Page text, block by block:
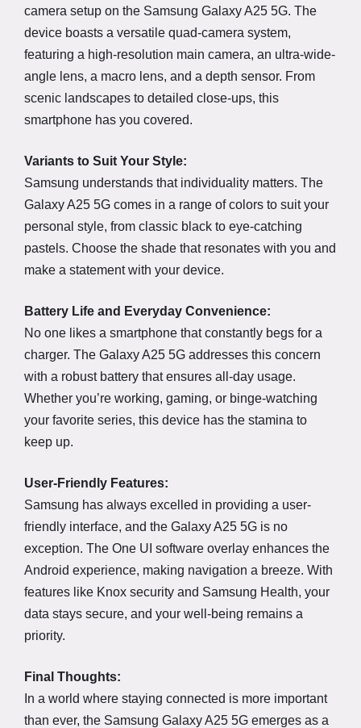
camera setup on the Samsung Galaxy A25 5G. The
device boasts a versatile quad-camera system,
featuring a high-resolution main camera, an ultra-wide-
angle lens, a macro lens, and a depth sensor. From
scenic landscapes to detailed close-ups, this
smartphone has you covered.
Variants to Suit Your Style:
Samsung understands that individuality matters. The
Galaxy A25 5G comes in a range of colors to suit your
personal style, from classic black to eye-catching
pastels. Choose the shade that resonates with you and
make a statement with your device.
Battery Life and Everyday Convenience:
No one likes a smartphone that constantly begs for a
charger. The Galaxy A25 5G addresses this concern
with a robust battery that ensures all-day usage.
Whether you’re working, gaming, or binge-watching
your favorite series, this device has the stamina to
keep up.
User-Friendly Features:
Samsung has always excelled in providing a user-
friendly interface, and the Galaxy A25 5G is no
exception. The One UI software overlay enhances the
Android experience, making navigation a breeze. With
features like Knox security and Samsung Health, your
data stays secure, and your well-being remains a
priority.
Final Thoughts:
In a world where staying connected is more important
than ever, the Samsung Galaxy A25 5G emerges as a